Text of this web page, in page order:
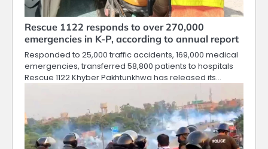
Rescue 1122 responds to over 270,000
emergencies in K-P, according to annual report
Responded to 25,000 traffic accidents, 169,000 medical
emergencies, transferred 58,800 patients to hospitals
Rescue 1122 Khyber Pakhtunkhwa has released its…